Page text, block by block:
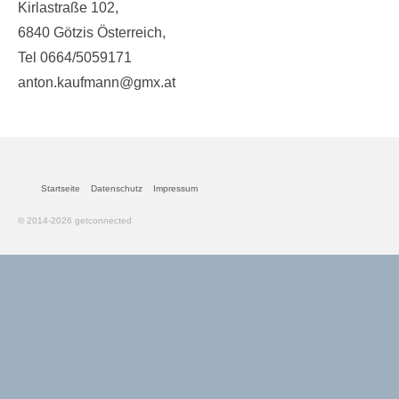
Wer schon mitgemacht hat
Kontakt/Info
Impulstag
Kirlastraße 102,
6840 Götzis Österreich,
Tel 0664/5059171
anton.kaufmann@gmx.at
Startseite Datenschutz Impressum
© 2014-2026 getconnected